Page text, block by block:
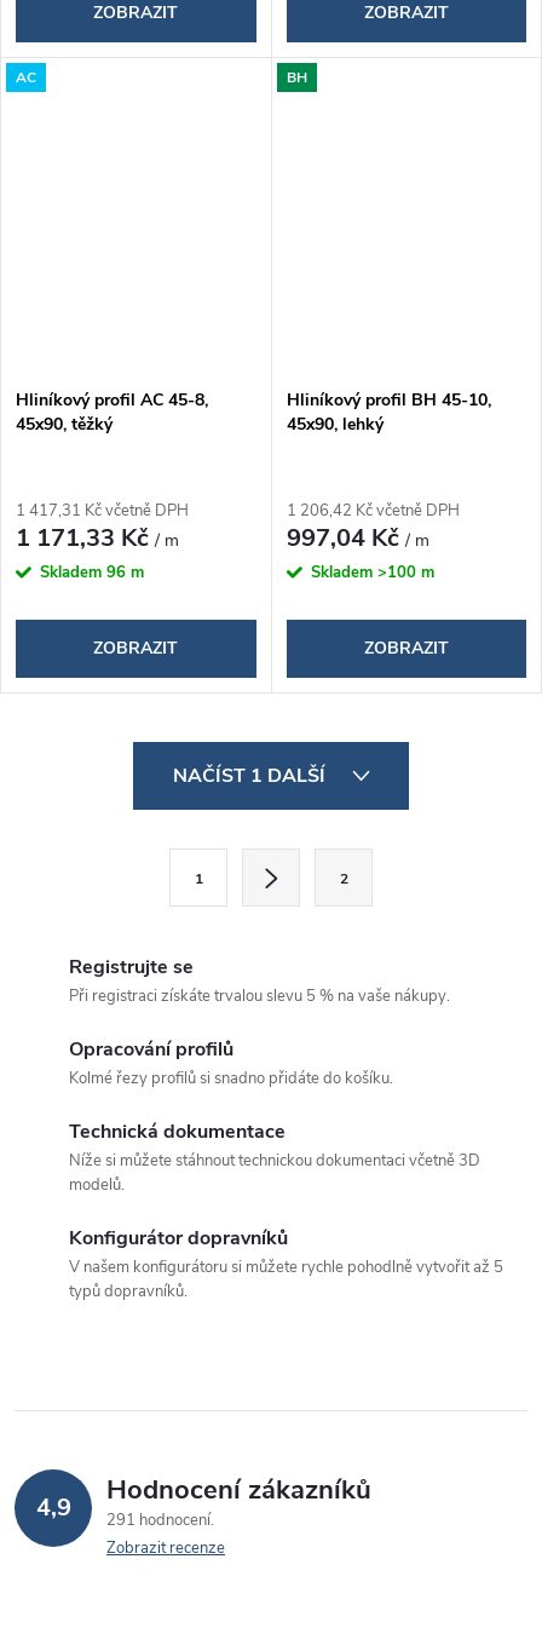
ZOBRAZIT ZOBRAZIT
AC
Hliníkový profil AC 45-8,
45x90, těžký
1 417,31 Kč včetně DPH
1 171,33 Kč/ m
Skladem 96 m
ZOBRAZIT
BH
Hliníkový profil BH 45-10,
45x90, lehký
1 206,42 Kč včetně DPH
997,04 Kč/ m
Skladem >100 m
ZOBRAZIT
p
s
u
NAČÍST 1 DALŠÍ
1 2
Registrujte se
Při registraci získáte trvalou slevu 5 % na vaše nákupy.
Opracování profilů
Kolmé řezy profilů si snadno přidáte do košíku.
Technická dokumentace
Níže si můžete stáhnout technickou dokumentaci včetně 3D
modelů.
Konfigurátor dopravníků
V našem konfigurátoru si můžete rychle pohodlně vytvořit až 5
typů dopravníků.
4,9 Hodnocení zákazníků
291 hodnocení
Zobrazit recenze